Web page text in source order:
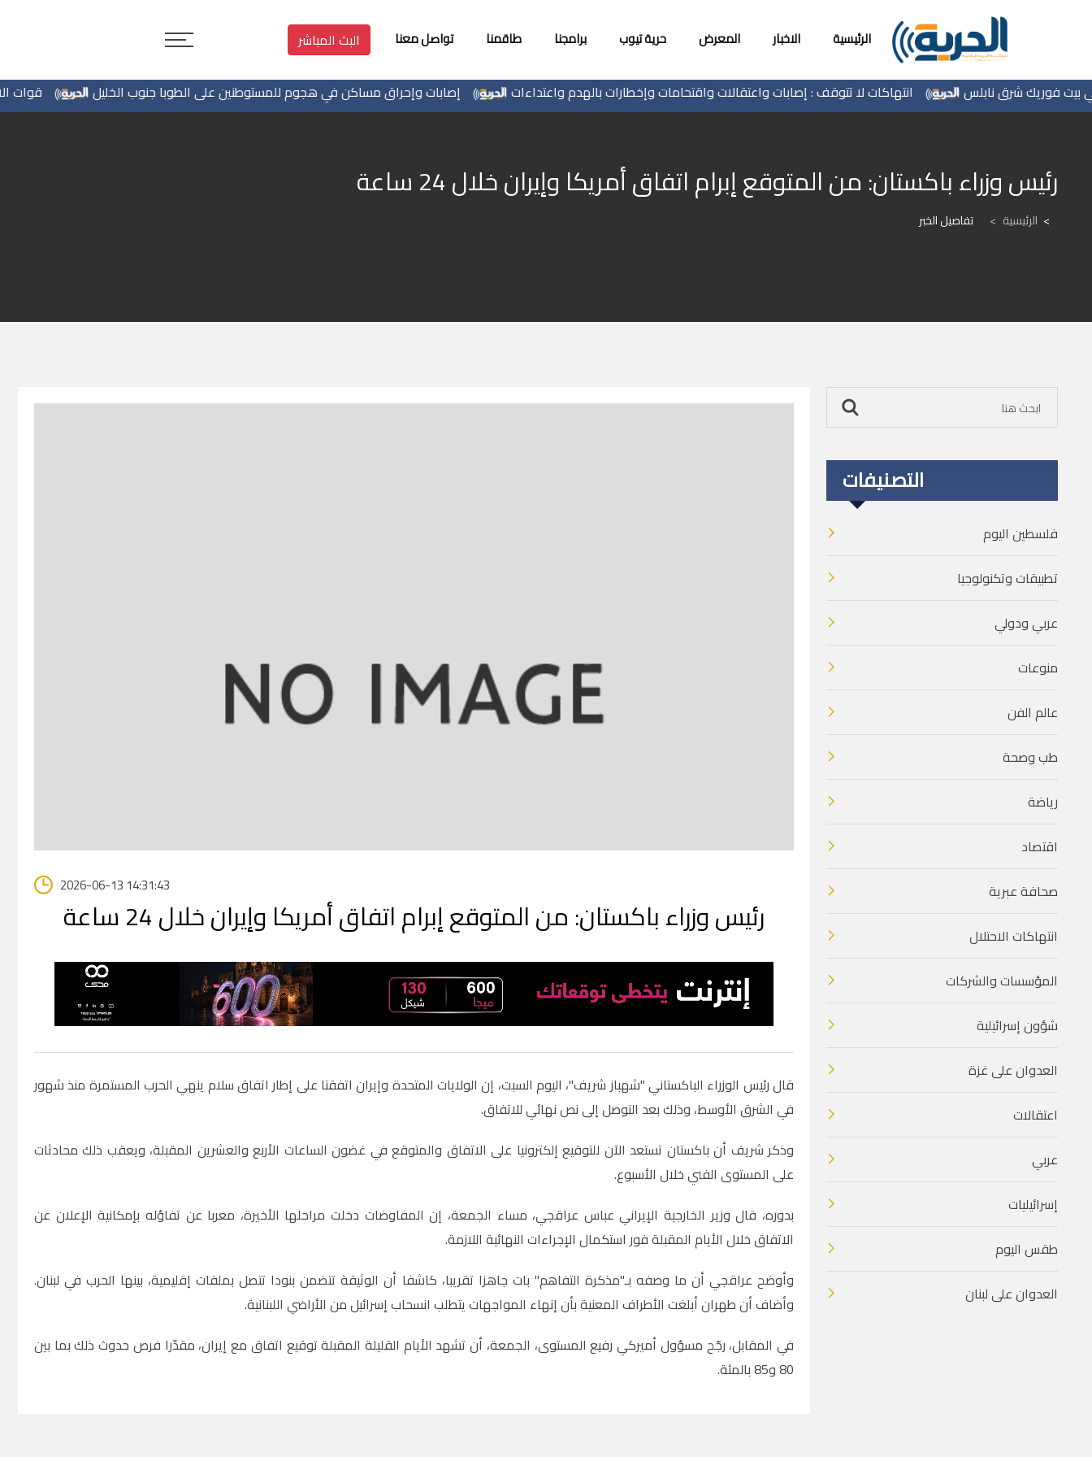
الرئيسية الاخبار المعرض حرية تيوب برامجنا طاقمنا تواصل معنا البث المباشر
قوات إصابات وإحراق مساكن في هجوم للمستوطنين على الطوبا جنوب الخليل انتهاكات لا تتوقف : إصابات واعتقالات واقتحامات وإخطارات بالهدم واعتداءات
رئيس وزراء باكستان: من المتوقع إبرام اتفاق أمريكا وإيران خلال 24 ساعة
الرئيسية > تفاصيل الخبر
2026-06-13 14:31:43
رئيس وزراء باكستان: من المتوقع إبرام اتفاق أمريكا وإيران خلال 24 ساعة
قال رئيس الوزراء الباكستاني "شهباز شريف"، ‌اليوم السبت، إن الولايات المتحدة وإيران اتفقتا على إطار اتفاق ⁠سلام ينهي الحرب المستمرة منذ شهور
في الشرق الأوسط، وذلك بعد التوصل إلى نص نهائي للاتفاق.
وذكر شريف ‌أن ⁠باكستان تستعد الآن للتوقيع إلكترونيا على الاتفاق والمتوقع في ⁠غضون الساعات الأربع والعشرين المقبلة، ويعقب ⁠ذلك محادثات
على المستوى الفني ⁠خلال الأسبوع.
بدوره، قال وزير الخارجية الإيراني عباس عراقجي، مساء الجمعة، إن المفاوضات دخلت مراحلها الأخيرة، معربا عن تفاؤله بإمكانية الإعلان عن
الاتفاق خلال الأيام المقبلة فور استكمال الإجراءات النهائية اللازمة.
وأوضح عراقجي أن ما وصفه بـ"مذكرة التفاهم" بات جاهزا تقريبا، كاشفا أن الوثيقة تتضمن بنودا تتصل بملفات إقليمية، بينها الحرب في لبنان.
وأضاف أن طهران أبلغت الأطراف المعنية بأن إنهاء المواجهات يتطلب انسحاب إسرائيل من الأراضي اللبنانية.
في المقابل، رجّح مسؤول أميركي رفيع المستوى، الجمعة، أن تشهد الأيام القليلة المقبلة توقيع اتفاق مع إيران، مقدّرا فرص حدوث ذلك بما بين
80 و85 بالمئة.
التصنيفات
فلسطين اليوم
تطبيقات وتكنولوجيا
عربي ودولي
منوعات
عالم الفن
طب وصحة
رياضة
اقتصاد
صحافة عبرية
انتهاكات الاحتلال
المؤسسات والشركات
شؤون إسرائيلية
العدوان على غزة
اعتقالات
عربي
إسرائيليات
طقس اليوم
العدوان على لبنان